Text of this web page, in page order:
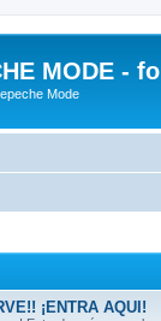
MODE -
Mode
¡ENTRA AQUI!